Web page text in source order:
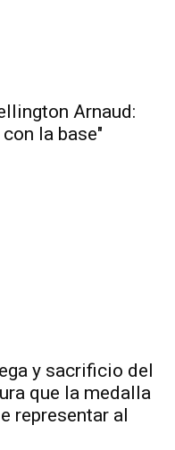
Arnaud:
la base"
y sacrificio del
que la medalla
representar al